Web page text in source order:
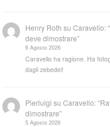
Henry Roth suCaravello:
deve dimostrare”
6 Agosto 2026
Caravello ha ragione. Ha
dagli zebedei!
Pierluigi suCaravello:
dimostrare”
5 Agosto 2026